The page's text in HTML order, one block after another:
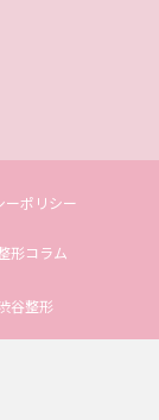
ーポリシー
形コラム
谷整形